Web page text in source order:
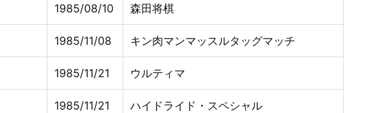
1985/08/10 森田将棋
1985/11/08 キン肉マンマッスルタッグマッチ
1985/11/21 ウルティマ
1985/11/21 ハイドライド・スペシャル